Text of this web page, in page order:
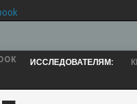
ИССЛЕДОВАТЕЛЯМ: